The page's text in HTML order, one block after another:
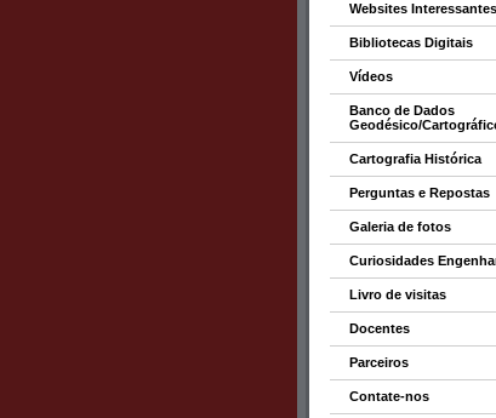
Websites Interessantes
Bibliotecas Digitais
Vídeos
Banco de Dados
Geodésico/
Cartografia Histórica
Perguntas e Repostas
Galeria de fotos
Curiosidades
Livro de visitas
Docentes
Parceiros
Contate-nos